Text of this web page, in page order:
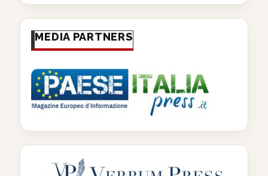
MEDIA PARTNERS